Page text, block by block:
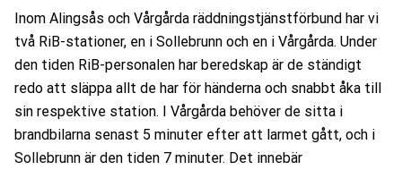
Inom Alingsås och Vårgårda räddningstjänstförbund har vi
två RiB-stationer, en i Sollebrunn och en i Vårgårda. Under
den tiden RiB-personalen har beredskap är de ständigt
redo att släppa allt de har för händerna och snabbt åka till
sin respektive station. I Vårgårda behöver de sitta i
brandbilarna senast 5 minuter efter att larmet gått, och i
Sollebrunn är den tiden 7 minuter. Det innebär